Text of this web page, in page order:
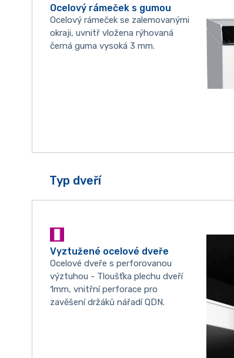
Ocelový rámeček s gumou
Ocelový rámeček se zalemovanými
okraji, uvnitř vložena rýhovaná
černá guma vysoká 3 mm.
Typ dveří
Vyztužené ocelové dveře
Ocelové dveře s perforovanou
výztuhou - Tloušťka plechu dveří
1mm, vnitřní perforace pro
zavěšení držáků nářadí QDN.